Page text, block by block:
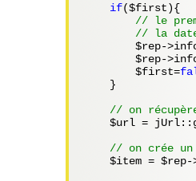
if($first){
// le
// la date
$rep-
$rep-
$first=
    }
// on
$url =
// on crée un
$item = $rep-